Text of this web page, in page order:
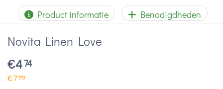
Product informatie Benodigdheden
Novita Linen Love
€474
€790